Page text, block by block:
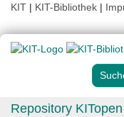
KIT | KIT-Bibliothek |
Repository KITopen